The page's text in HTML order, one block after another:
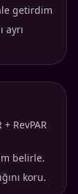
getirdim
ayrı
RevPAR
belirle.
koru.